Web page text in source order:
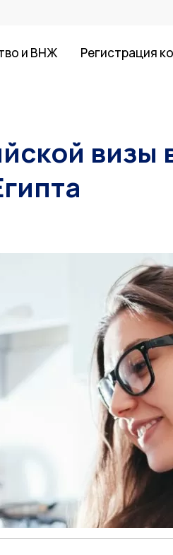
и ВНЖ Регистрация
визы